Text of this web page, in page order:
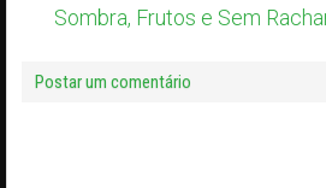
Sombra, Frutos e Sem
Postar um comentário